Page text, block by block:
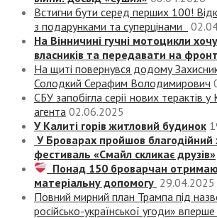
Встигни бути серед перших 100!
з подарунками та суперцінами
На Вінничині гучні мотоцикли
власників та передавати на фронт
На щиті повернувся додому
Солодкий Серафим Володимирович
СБУ запобігла серії нових терактів
агента 02.06.2025
У Калиті горів житловий будинок
У Броварах пройшов благодійний
фестиваль «Смайл скликає друзів»
Понад 150 броварчан
матеріальну допомогу 29.04.2025
Повний мирний план Трампа під
російсько-української угоди»